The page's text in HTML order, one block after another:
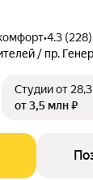
•4.3 (228)
/ пр.
Студииот
от 3,5 млн ₽